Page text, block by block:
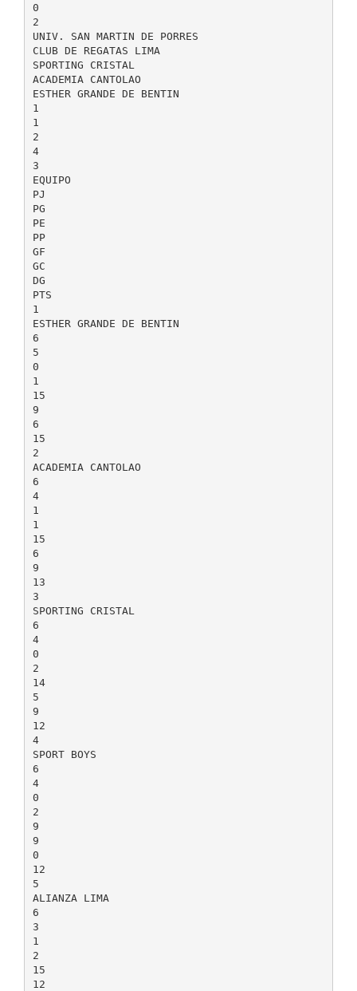
0
2
UNIV. SAN MARTIN DE PORRES
CLUB DE REGATAS LIMA
SPORTING CRISTAL
ACADEMIA CANTOLAO
ESTHER GRANDE DE BENTIN
1
1
2
4
3
EQUIPO
PJ
PG
PE
PP
GF
GC
DG
PTS
1
ESTHER GRANDE DE BENTIN
6
5
0
1
15
9
6
15
2
ACADEMIA CANTOLAO
6
4
1
1
15
6
9
13
3
SPORTING CRISTAL
6
4
0
2
14
5
9
12
4
SPORT BOYS
6
4
0
2
9
9
0
12
5
ALIANZA LIMA
6
3
1
2
15
12